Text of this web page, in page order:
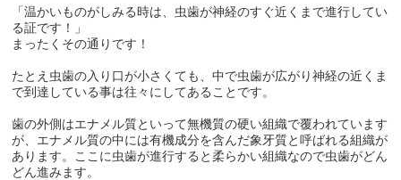
「温かいものがしみる時は、虫歯が神経のすぐ近くまで進行してい
る証です！」
まったくその通りです！
たとえ虫歯の入り口が小さくても、中で虫歯が広がり神経の近くま
で到達している事は往々にしてあることです。
歯の外側はエナメル質といって無機質の硬い組織で覆われています
が、エナメル質の中には有機成分を含んだ象牙質と呼ばれる組織が
あります。ここに虫歯が進行すると柔らかい組織なので虫歯がどん
どん進みます。